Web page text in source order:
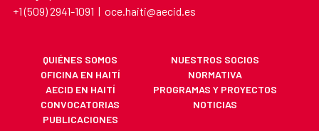
+1 (509) 2941-1091 | oce.haiti@aecid.es
QUIÉNES SOMOS
NUESTROS SOCIOS
OFICINA EN HAITÍ
NORMATIVA
AECID EN HAITÍ
PROGRAMAS Y PROYECTOS
CONVOCATORIAS
NOTICIAS
PUBLICACIONES